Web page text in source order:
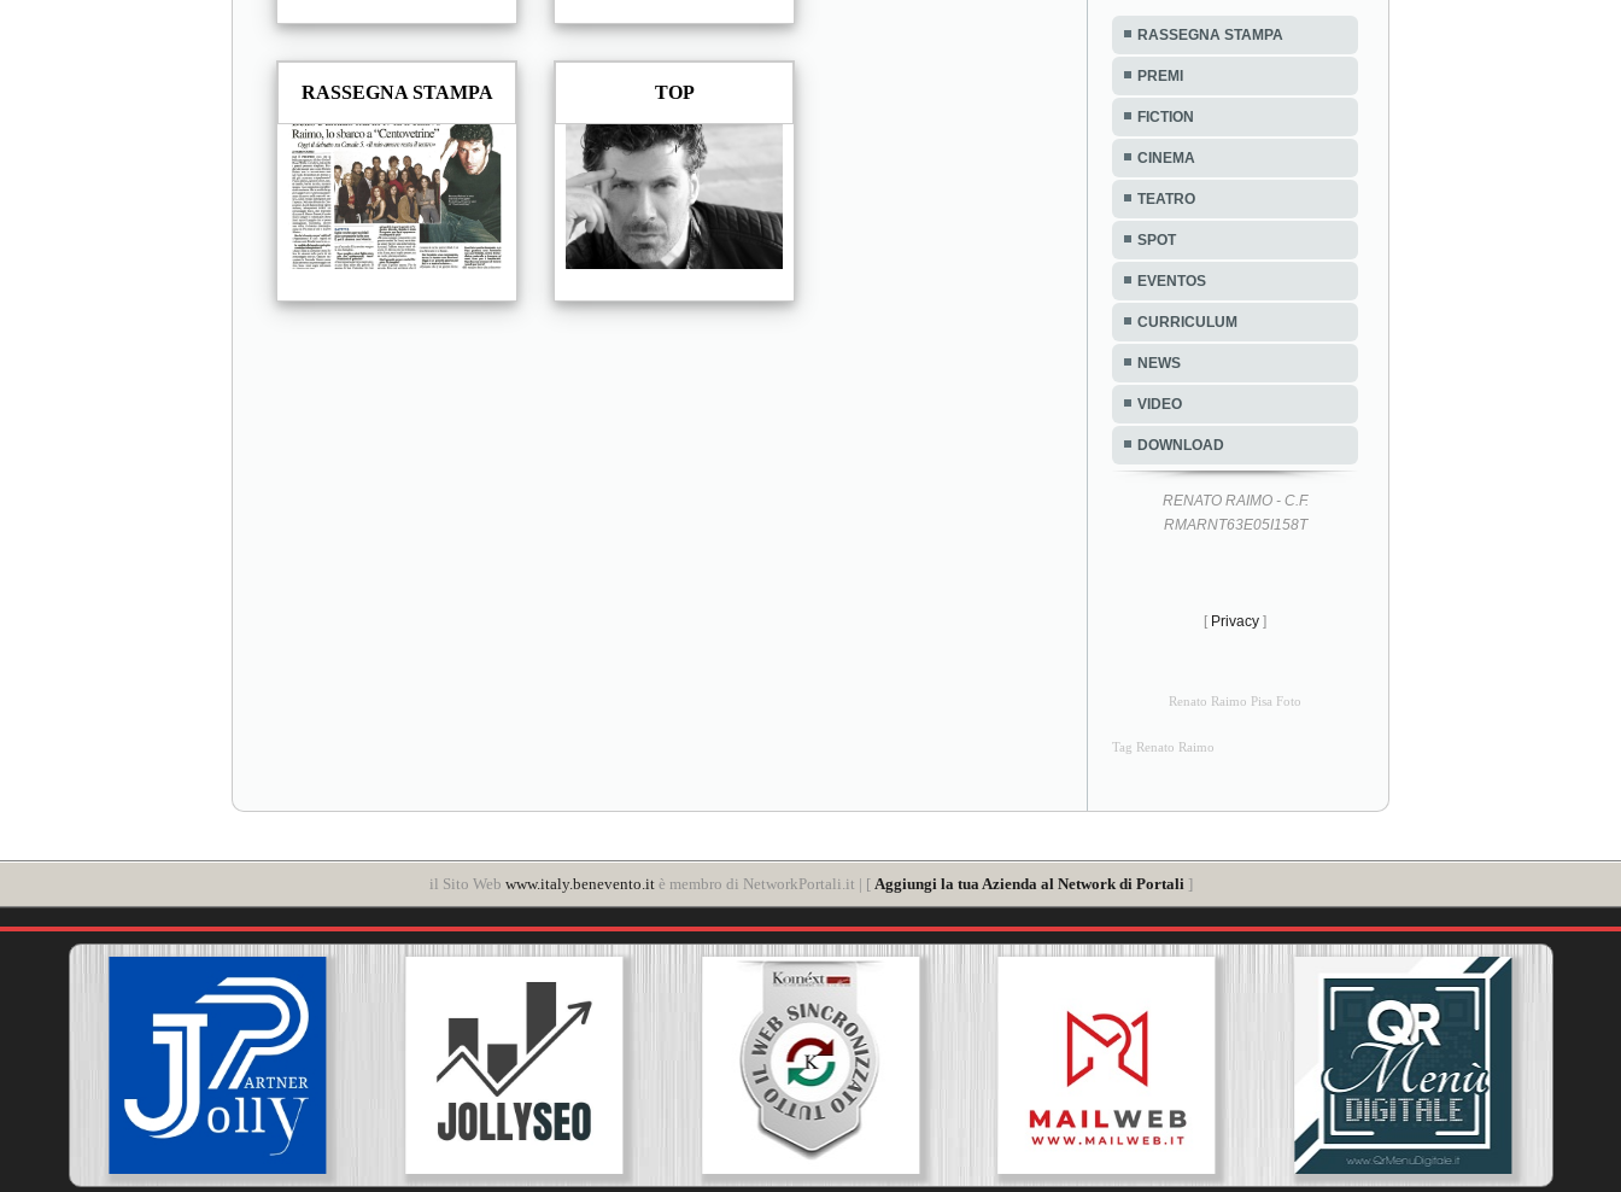
RASSEGNA STAMPA TOP
RASSEGNA STAMPA
PREMI
FICTION
CINEMA
TEATRO
SPOT
EVENTOS
CURRICULUM
NEWS
VIDEO
DOWNLOAD
RENATO RAIMO - C.F.
RMARNT63E05I158T
[ Privacy ]
Renato Raimo Pisa Foto
Tag Renato Raimo
il Sito Web www.italy.benevento.itè membro di NetworkPortali.it | [ Aggiungi la tua Azienda al Network di Portali ]